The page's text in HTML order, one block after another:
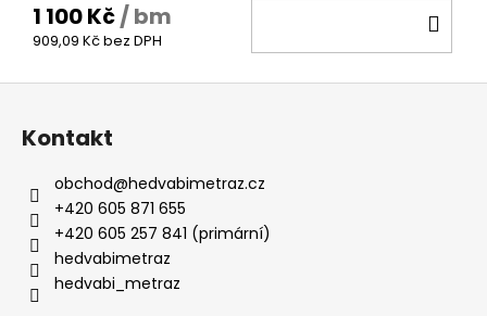
1 100 Kč/ bm
909,09 Kč bez DPH
Kontakt
obchod@hedvabimetraz.cz
+420 605 871 655
+420 605 257 841 (primární)
hedvabimetraz
hedvabi_metraz